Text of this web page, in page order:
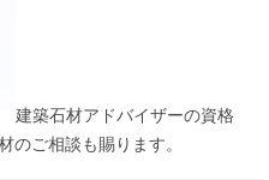
建築石材アドバイザーの資格
のご相談も賜ります。